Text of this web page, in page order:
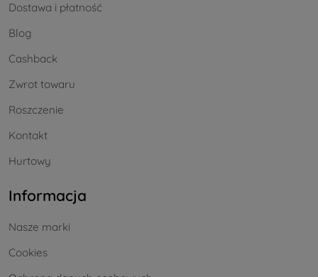
Dostawa i płatność
Blog
Cashback
Zwrot towaru
Roszczenie
Kontakt
Hurtowy
Informacja
Nasze marki
Cookies